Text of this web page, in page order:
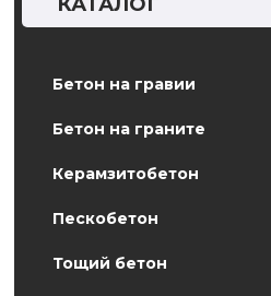
Бетон на гравии
Бетон на граните
Керамзитобетон
Пескобетон
Тощий бетон